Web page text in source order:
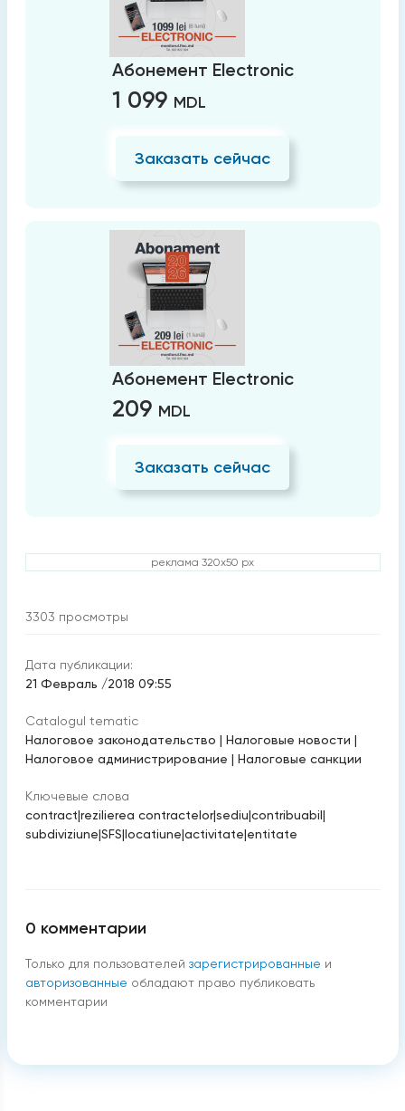
Абонемент Electronic
1 099 MDL
Заказать сейчас
Абонемент Electronic
209 MDL
Заказать сейчас
реклама 320x50 px
3303 просмотры
Дата публикации:
21 Февраль /2018 09:55
Catalogul tematic
Налоговое законодательство | Налоговые новости |
Налоговое администрирование | Налоговые санкции
Ключевые слова
contract|rezilierea contractelor|sediu|contribuabil|
subdiviziune|SFS|locatiune|activitate|entitate
0 комментарии
Только для пользователей зарегистрированные и
авторизованные обладают право публиковать
комментарии